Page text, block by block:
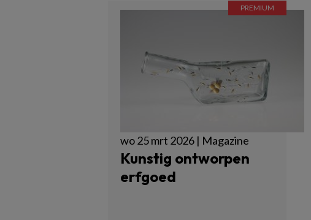
wo 25 mrt 2026 | Magazine
Kunstig ontworpen
erfgoed